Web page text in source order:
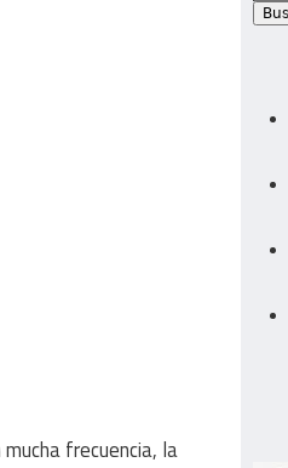
frecuencia, la